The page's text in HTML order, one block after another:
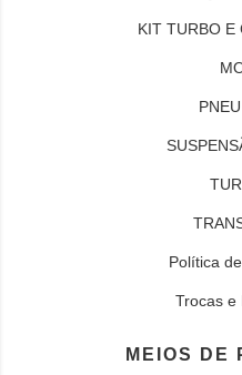
KIT TURBO E
Política
Trocas e
MEIOS DE